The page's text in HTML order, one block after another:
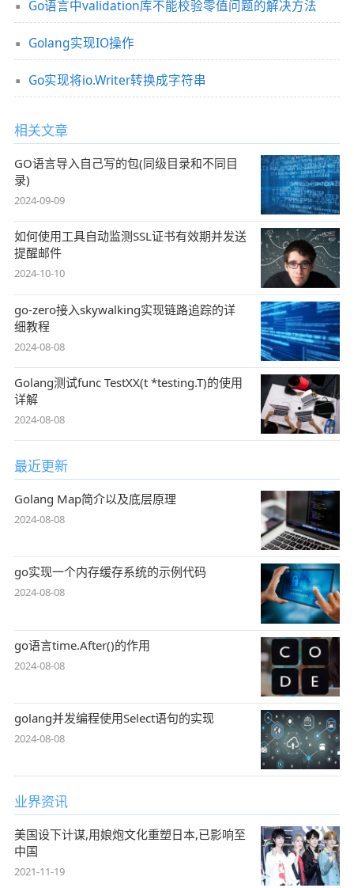
Go语言中validation库不能校验零值问题的解决方法
Golang实现IO操作
Go实现将io.Writer转换成字符串
相关文章
GO语言导入自己写的包(同级目录和不同目
录)
2024-09-09
如何使用工具自动监测SSL证书有效期并发送
提醒邮件
2024-10-10
go-zero接入skywalking实现链路追踪的详
细教程
2024-08-08
Golang测试func TestXX(t *testing.T)的使用
详解
2024-08-08
最近更新
Golang Map简介以及底层原理
2024-08-08
go实现一个内存缓存系统的示例代码
2024-08-08
go语言time.After()的作用
2024-08-08
golang并发编程使用Select语句的实现
2024-08-08
业界资讯
美国设下计谋,用娘炮文化重塑日本,已影响至
中国
2021-11-19